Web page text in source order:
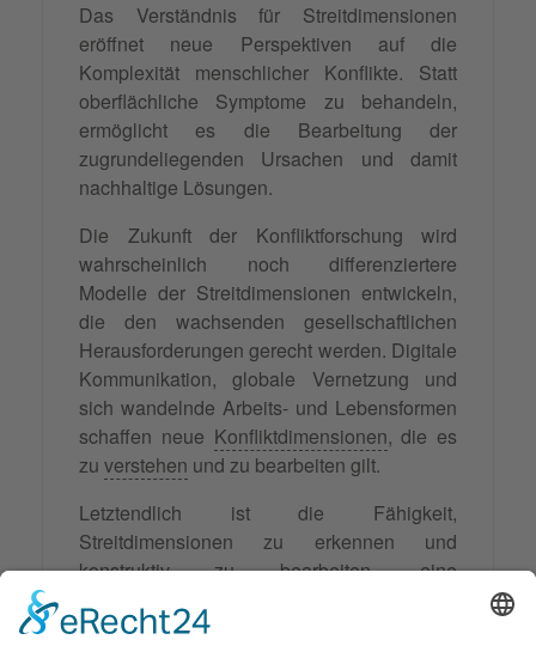
Das Verständnis für Streitdimensionen
eröffnet neue Perspektiven auf die
Komplexität menschlicher Konflikte. Statt
oberflächliche Symptome zu behandeln,
ermöglicht es die Bearbeitung der
zugrundeliegenden Ursachen und damit
nachhaltige Lösungen.
Die Zukunft der Konfliktforschung wird
wahrscheinlich noch differenziertere
Modelle der Streitdimensionen entwickeln,
die den wachsenden gesellschaftlichen
Herausforderungen gerecht werden. Digitale
Kommunikation, globale Vernetzung und
sich wandelnde Arbeits- und Lebensformen
schaffen neue Konfliktdimensionen, die es
zu verstehen und zu bearbeiten gilt.
Letztendlich ist die Fähigkeit,
Streitdimensionen zu erkennen und
konstruktiv zu bearbeiten, eine
Zusammenleben in allen Bereichen des